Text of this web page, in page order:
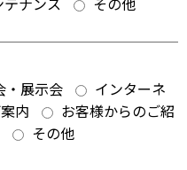
・展示会
インターネ
内
お客様からのご紹
その他